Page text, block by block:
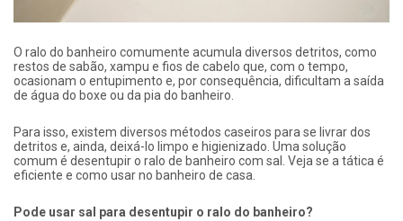
O ralo do banheiro comumente acumula diversos detritos, como
restos de sabão, xampu e fios de cabelo que, com o tempo,
ocasionam o entupimento e, por consequência, dificultam a saída
de água do boxe ou da pia do banheiro.
Para isso, existem diversos métodos caseiros para se livrar dos
detritos e, ainda, deixá-lo limpo e higienizado. Uma solução
comum é desentupir o ralo de banheiro com sal. Veja se a tática é
eficiente e como usar no banheiro de casa.
Pode usar sal para desentupir o ralo do banheiro?